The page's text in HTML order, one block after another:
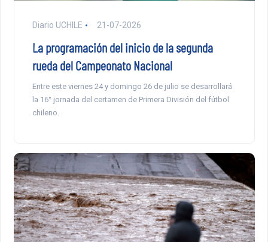
Diario UCHILE 21-07-2026
La programación del inicio de la segunda
rueda del Campeonato Nacional
Entre este viernes 24 y domingo 26 de julio se desarrollará
la 16° jornada del certamen de Primera División del fútbol
chileno.